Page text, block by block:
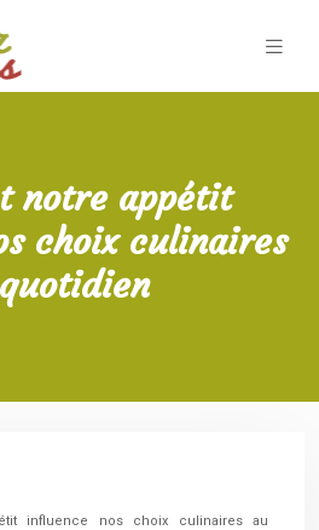
notre appétit
choix culinaires
influence nos choix culinaires au